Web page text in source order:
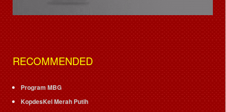
RECOMMENDED
Program MBG
KopdesKel Merah Putih